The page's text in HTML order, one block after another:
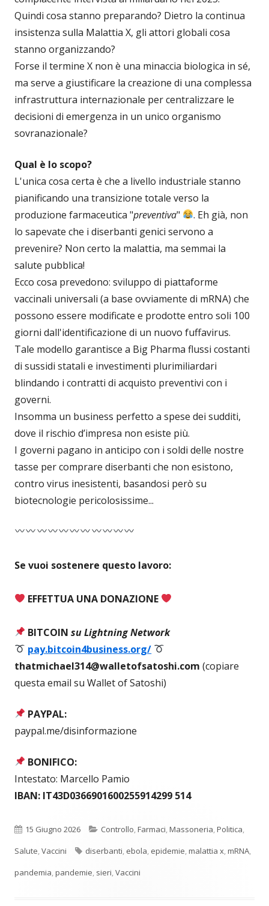
Quindi cosa stanno preparando? Dietro la continua
insistenza sulla Malattia X, gli attori globali cosa
stanno organizzando?
Forse il termine X non è una minaccia biologica in sé,
ma serve a giustificare la creazione di una complessa
infrastruttura internazionale per centralizzare le
decisioni di emergenza in un unico organismo
sovranazionale?
Qual è lo scopo?
L'unica cosa certa è che a livello industriale stanno
pianificando una transizione totale verso la
produzione farmaceutica "preventiva"
. Eh già, non
lo sapevate che i diserbanti genici servono a
prevenire? Non certo la malattia, ma semmai la
salute pubblica!
Ecco cosa prevedono: sviluppo di piattaforme
vaccinali universali (a base ovviamente di mRNA) che
possono essere modificate e prodotte entro soli 100
giorni dall'identificazione di un nuovo fuffavirus.
Tale modello garantisce a Big Pharma flussi costanti
di sussidi statali e investimenti plurimiliardari
blindando i contratti di acquisto preventivi con i
governi.
Insomma un business perfetto a spese dei sudditi,
dove il rischio d’impresa non esiste più.
I governi pagano in anticipo con i soldi delle nostre
tasse per comprare diserbanti che non esistono,
contro virus inesistenti, basandosi però su
biotecnologie pericolosissime...
Se vuoi sostenere questo lavoro:
EFFETTUA UNA DONAZIONE
BITCOIN su Lightning Network
pay.bitcoin4business.org/
thatmichael314@walletofsatoshi.com (copiare
questa email su Wallet of Satoshi)
PAYPAL:
paypal.me/disinformazione
BONIFICO:
Intestato: Marcello Pamio
IBAN: IT43D0366901600255914299 514
Pubblicato
15 Giugno 2026 Categorie
Controllo,Farmaci,Massoneria,Politica,
Salute,Vaccini Tag
diserbanti, ebola, epidemie,malattia x,mRNA,
pandemia,pandemie, sieri,Vaccini